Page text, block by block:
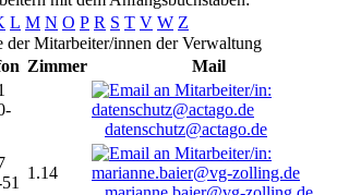
L M N O P R S T V W Z
der Mitarbeiter/innen der Verwaltung
Zimmer
Mail
datenschutz@actago.de
1.14